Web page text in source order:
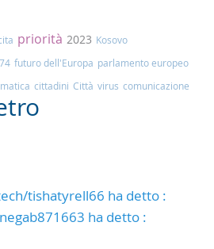
priorità 2023 Kosovo
futuro dell'Europa parlamento europeo
cittadini Città virus comunicazione
tishatyrell66 ha detto :
ha detto :